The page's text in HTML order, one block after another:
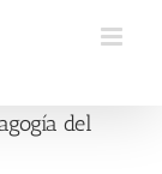
del